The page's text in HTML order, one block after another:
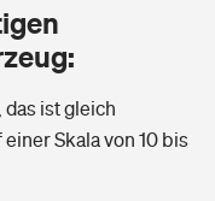
das ist gleich
Skala von 10 bis